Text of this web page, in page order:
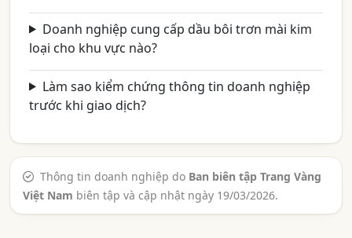
Doanh nghiệp cung cấp dầu bôi trơn mài kim
loại cho khu vực nào?
Làm sao kiểm chứng thông tin doanh nghiệp
trước khi giao dịch?
Thông tin doanh nghiệp do Ban biên tập Trang Vàng
Việt Nam biên tập và cập nhật ngày 19/03/2026.